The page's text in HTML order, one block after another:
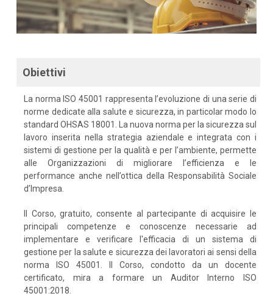
Obiettivi
La norma ISO 45001 rappresenta l’evoluzione di una serie di
norme dedicate alla salute e sicurezza, in particolar modo lo
standard OHSAS 18001. La nuova norma per la sicurezza sul
lavoro inserita nella strategia aziendale e integrata con i
sistemi di gestione per la qualità e per l’ambiente, permette
alle Organizzazioni di migliorare l’efficienza e le
performance anche nell’ottica della Responsabilità Sociale
d’Impresa.
Il Corso, gratuito, consente al partecipante di acquisire le
principali competenze e conoscenze necessarie ad
implementare e verificare l'efficacia di un sistema di
gestione per la salute e sicurezza dei lavoratori ai sensi della
norma ISO 45001. Il Corso, condotto da un docente
certificato, mira a formare un Auditor Interno ISO
45001:2018.